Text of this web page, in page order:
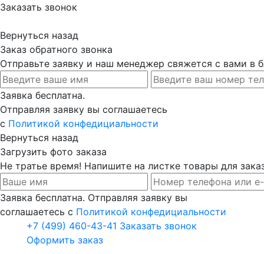
Заказать звонок
Вернуться назад
Заказ обратного звонка
Отправьте заявку и наш менеджер свяжется с вами в
Заявка бесплатна.
Отправляя заявку вы соглашаетесь
с Политикой конфедициальности
Вернуться назад
Загрузить фото заказа
Не тратье время! Напишите на листке товары для
Заявка бесплатна. Отправляя заявку вы
соглашаетесь с Политикой конфедициальности
+7 (499) 460-43-41 Заказать звонок
Оформить заказ